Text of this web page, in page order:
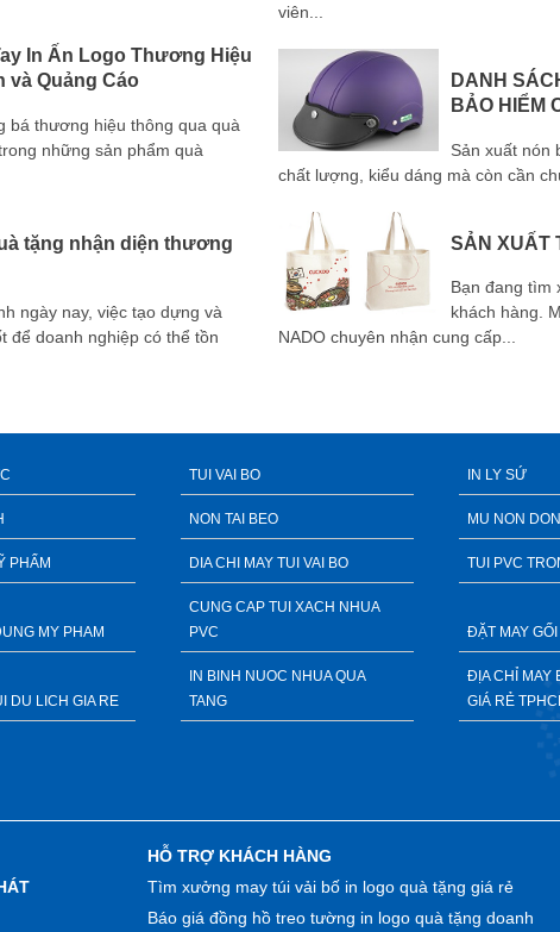
In Ấn Logo Thương Hiệu
và Quảng Cáo
bá thương hiệu thông qua quà
những sản phẩm quà
tặng nhận diện thương
ngày nay, việc tạo dựng và
để doanh nghiệp có thể tồn
viên...
DANH
BẢO HIỂM
Sản xuất nón
chất lượng, kiểu dáng mà còn cần
SẢN XUẤT
Bạn đang tìm
khách hàng.
NADO chuyên nhận cung cấp...
TUI VAI BO IN LY SỨ
NON TAI BEO MU NON
PHẨM DIA CHI MAY TUI VAI BO TUI PVC
MY PHAM
CUNG CAP TUI XACH NHUA
PVC
ĐẶT MAY
DU LICH GIA RE
IN BINH NUOC NHUA QUA
TANG
ĐỊA CHỈ MAY
GIÁ RẺ
HỖ TRỢ KHÁCH HÀNG
Tìm xưởng may túi vải bố in logo quà tặng giá rẻ
Báo giá đồng hồ treo tường in logo quà tặng doanh